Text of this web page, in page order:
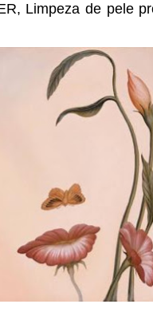
Limpeza de pele